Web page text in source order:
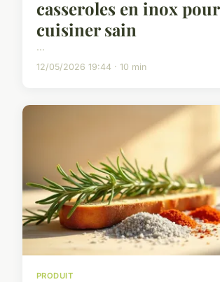
casseroles en inox pour
cuisiner sain
...
12/05/2026 19:44 · 10 min
PRODUIT